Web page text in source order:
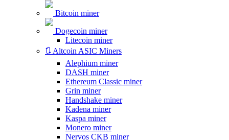
Bitcoin miner
Dogecoin miner
Litecoin miner
🔃 Altcoin ASIC Miners
Alephium miner
DASH miner
Ethereum Classic miner
Grin miner
Handshake miner
Kadena miner
Kaspa miner
Monero miner
Nervos CKB miner